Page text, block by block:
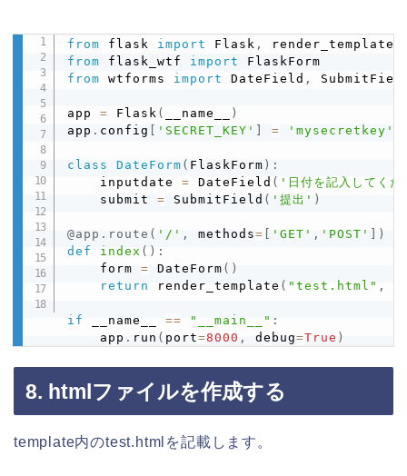
from flask import Flask , render_template
from flask_wtf import
from wtforms import DateField ,
app = Flask ( __name__
)
app . config 'SECRET_KEY' = 'mysecretkey'
class DateForm ( FlaskForm ) :
    inputdate
= DateField ( '日付を記入してく
    submit
= SubmitField ( '提出' )
@app . route ( '/' , methods= 'GET' , 'POST'
)
def
index ( ) :
    form
= DateForm ( )
return
render_template ( "test.html" ,
if __name__ == "__main__" :
    app
. run ( port=8000 , debug=True )
Copy
8. htmlファイルを作成する
template内のtest.htmlを記載します。